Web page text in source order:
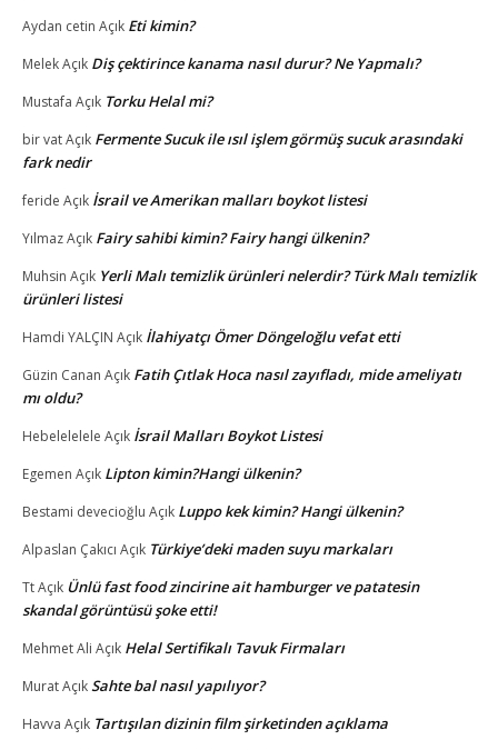
Aydan cetin Açık Eti kimin?
MelekAçık Diş çektirince kanama nasıl durur? Ne Yapmalı?
Mustafa Açık Torku Helal mi?
bir vatAçık Fermente Sucuk ile ısıl işlem görmüş sucuk arasındaki
fark nedir
feride Açık İsrail ve Amerikan malları boykot listesi
YılmazAçık Fairy sahibi kimin? Fairy hangi ülkenin?
Muhsin Açık Yerli Malı temizlik ürünleri nelerdir? Türk Malı temizlik
ürünleri listesi
Hamdi YALÇIN Açık İlahiyatçı Ömer Döngeloğlu vefat etti
Güzin Canan Açık Fatih Çıtlak Hoca nasıl zayıfladı, mide ameliyatı
mı oldu?
Hebelelelele Açık İsrail Malları Boykot Listesi
Egemen Açık Lipton kimin?Hangi ülkenin?
Bestami devecioğlu Açık Luppo kek kimin? Hangi ülkenin?
Alpaslan Çakıcı Açık Türkiye’deki maden suyu markaları
TtAçık Ünlü fast food zincirine ait hamburger ve patatesin
skandal görüntüsü şoke etti!
Mehmet Ali Açık Helal Sertifikalı Tavuk Firmaları
MuratAçıkSahte bal nasıl yapılıyor?
Havva Açık Tartışılan dizinin film şirketinden açıklama